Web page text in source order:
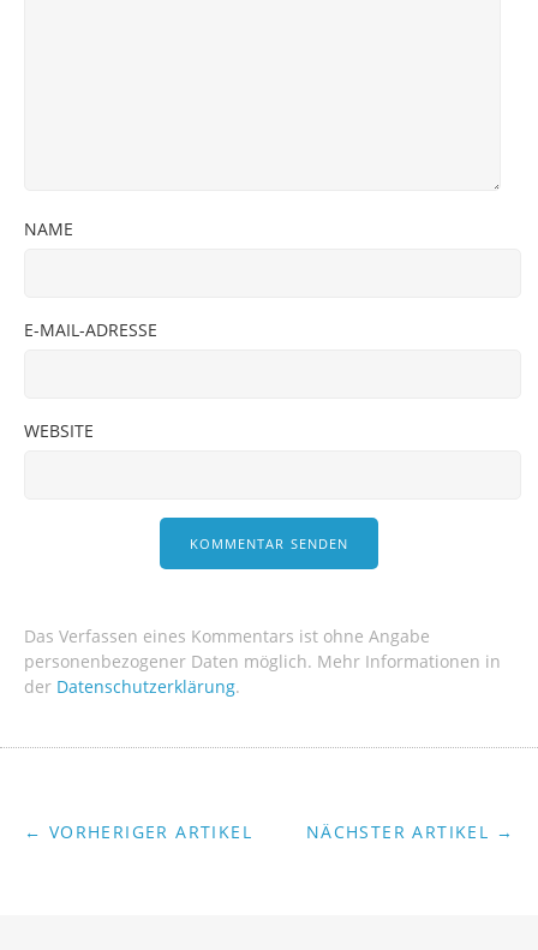
NAME
E-MAIL-ADRESSE
WEBSITE
Das Verfassen eines Kommentars ist ohne Angabe
personenbezogener Daten möglich. Mehr Informationen in
der Datenschutzerklärung.
NÄCHSTER ARTIKEL →
← VORHERIGER ARTIKEL